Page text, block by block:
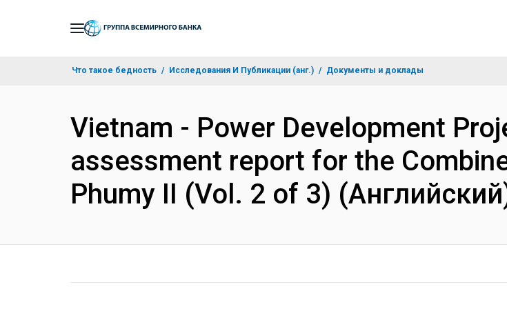
Что такое бедность Исследования И Публикации (анг.) Документы и доклады
Vietnam - Power Development
assessment report for the
Phumy II (Vol. 2 of 3)